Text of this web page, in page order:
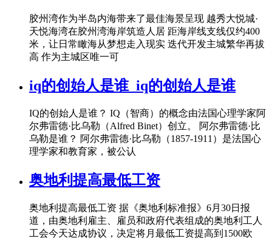
胶州湾作为半岛内海带来了最佳海景呈现 越秀大悦城·
天悦海湾在胶州湾海岸筑造人居 距海岸线支线仅约400
米，让日常瞰海从梦想走入现实 迭代开发主城繁华再拔
高 作为主城区唯一可
iq的创始人是谁_iq的创始人是谁
IQ的创始人是谁？ IQ（智商）的概念由法国心理学家阿
尔弗雷德·比乌勒（Alfred Binet）创立。 阿尔弗雷德·比
乌勒是谁？ 阿尔弗雷德·比乌勒（1857-1911）是法国心
理学家和教育家，被公认
奥地利提高最低工资
奥地利提高最低工资 据《奥地利标准报》6月30日报
道，由奥地利雇主、雇员和政府代表组成的奥地利工人
工会今天达成协议，决定将月最低工资提高到1500欧